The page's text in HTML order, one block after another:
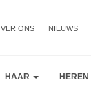
ONS NIEUWS
HAAR HEREN